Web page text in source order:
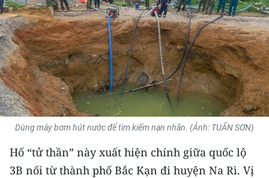
Y TẾ
KHOA HỌC - CÔNG NGHỆ
MÔI TRƯỜNG
BẠN ĐỌC
KIỂM CHỨNG THÔNG TIN
TRI THỨC CHUYÊN SÂU
Dùng máy bơm hút nước để tìm kiếm nạn nhân. (Ảnh: TUẤN SƠN)
Hố “tử thần” này xuất hiện chính giữa quốc lộ
3B nối từ thành phố Bắc Kạn đi huyện Na Rì. Vị